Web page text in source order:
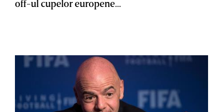
off-ul cupelor europene...